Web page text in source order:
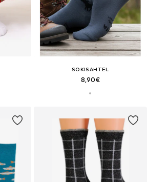
SOKISAHTEL
8,90€